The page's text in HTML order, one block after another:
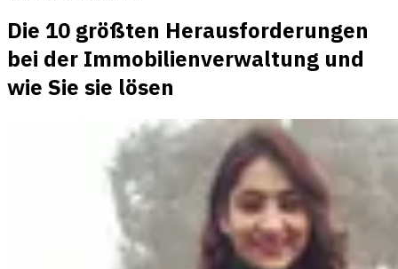
Die 10 größten Herausforderungen
bei der Immobilienverwaltung und
wie Sie sie lösen